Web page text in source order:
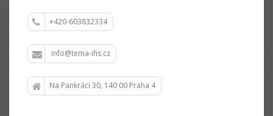
+420-603832334
info@tema-ihs.cz
Na Pankráci 30, 140 00 Praha 4